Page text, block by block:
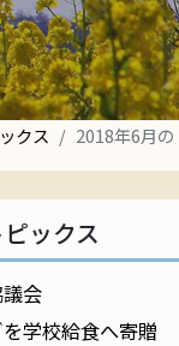
クス 2018年6月の
ックス
会
学校給食へ寄贈